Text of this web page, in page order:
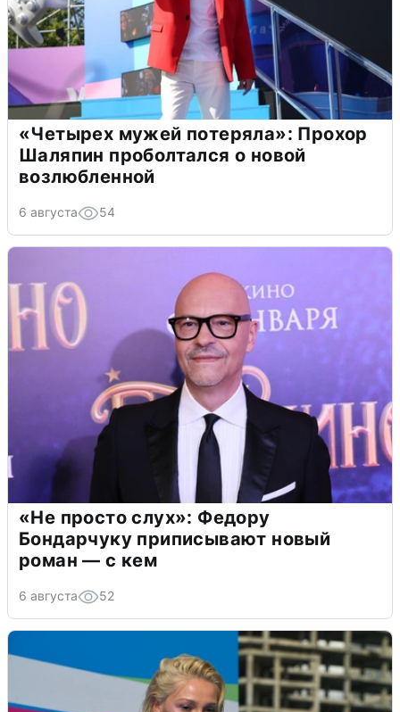
«Четырех мужей потеряла»: Прохор
Шаляпин проболтался о новой
возлюбленной
6 августа 54
«Не просто слух»: Федору
Бондарчуку приписывают новый
роман — с кем
6 августа 52